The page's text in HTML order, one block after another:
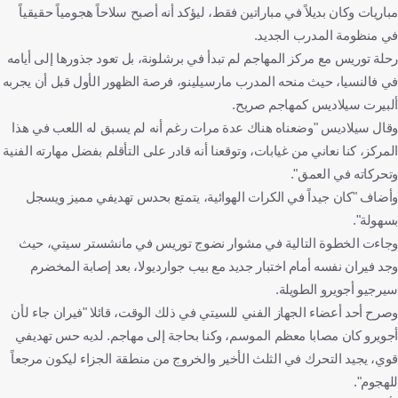
مباريات وكان بديلاً في مباراتين فقط، ليؤكد أنه أصبح سلاحاً هجومياً حقيقياً
في منظومة المدرب الجديد.
رحلة توريس مع مركز المهاجم لم تبدأ في برشلونة، بل تعود جذورها إلى أيامه
في فالنسيا، حيث منحه المدرب مارسيلينو، فرصة الظهور الأول قبل أن يجربه
ألبيرت سيلاديس كمهاجم صريح.
وقال سيلاديس "وضعناه هناك عدة مرات رغم أنه لم يسبق له اللعب في هذا
المركز، كنا نعاني من غيابات، وتوقعنا أنه قادر على التأقلم بفضل مهارته الفنية
وتحركاته في العمق".
وأضاف "كان جيداً في الكرات الهوائية، يتمتع بحدس تهديفي مميز ويسجل
بسهولة".
وجاءت الخطوة التالية في مشوار نضوج توريس في مانشستر سيتي، حيث
وجد فيران نفسه أمام اختبار جديد مع بيب جوارديولا، بعد إصابة المخضرم
سيرجيو أجويرو الطويلة.
وصرح أحد أعضاء الجهاز الفني للسيتي في ذلك الوقت، قائلا "فيران جاء لأن
أجويرو كان مصابا معظم الموسم، وكنا بحاجة إلى مهاجم. لديه حس تهديفي
قوي، يجيد التحرك في الثلث الأخير والخروج من منطقة الجزاء ليكون مرجعاً
للهجوم".